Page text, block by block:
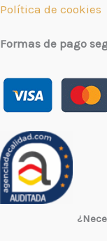
Política de cookies
Formas de pago